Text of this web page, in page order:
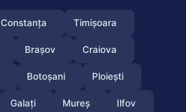
Constanța Timișoara
Brașov Craiova
Botoșani Ploiești
Galați Mureș Ilfov